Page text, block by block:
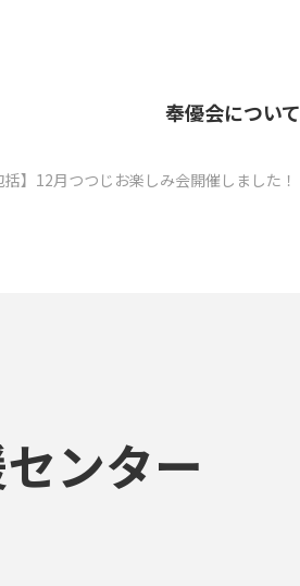
奉優会について
括】12月つつじお楽しみ会開催しました！
ンター